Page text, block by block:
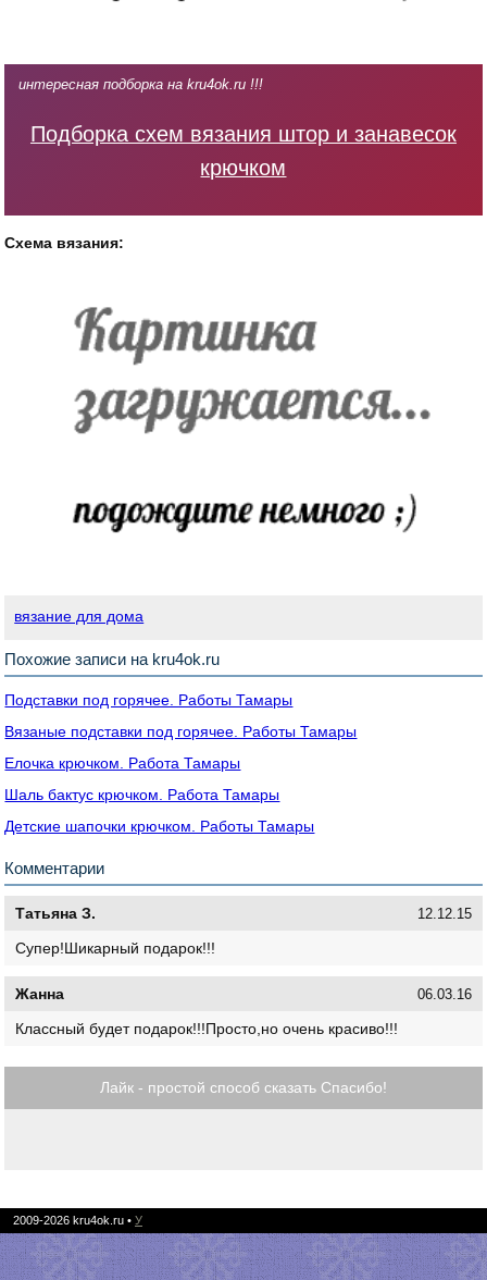
интересная подборка на kru4ok.ru !!!
Подборка схем вязания штор и занавесок
крючком
Схема вязания:
вязание для дома
Похожие записи на kru4ok.ru
Подставки под горячее. Работы Тамары
Вязаные подставки под горячее. Работы Тамары
Елочка крючком. Работа Тамары
Шаль бактус крючком. Работа Тамары
Детские шапочки крючком. Работы Тамары
Комментарии
Татьяна З. 12.12.15
Супер!Шикарный подарок!!!
Жанна 06.03.16
Классный будет подарок!!!Просто,но очень красиво!!!
Лайк - простой способ сказать Спасибо!
2009-2026 kru4ok.ru • У